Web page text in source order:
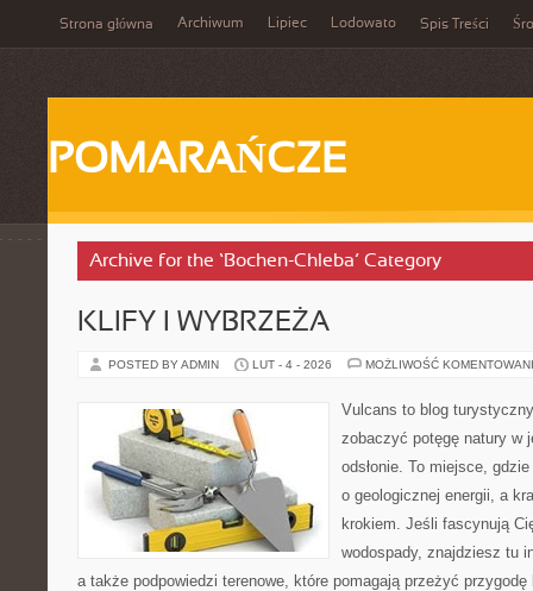
Strona główna Archiwum Lipiec Lodowato Spis Treści
POMARAŃCZE
Archive for the ‘Bochen-Chleba’ Category
KLIFY I WYBRZEŻA
POSTED BY ADMIN LUT - 4 - 2026 MOŻLIWOŚĆ
Vulcans to blog
zobaczyć potęgę natury w
odsłonie. To miejsce,
o geologicznej energii, a
krokiem. Jeśli fascynują
wodospady, znajdziesz tu
a także podpowiedzi terenowe, które pomagają przeżyć